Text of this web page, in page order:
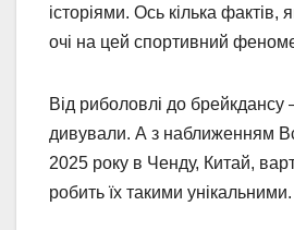
історіями. Ось кілька фактів,
очі на цей спортивний
Від риболовлі до брейкдансу
дивували. А з наближенням
2025 року в Ченду, Китай,
робить їх такими унікальними.